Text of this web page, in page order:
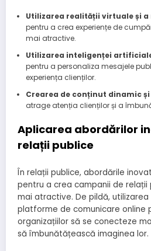
Utilizarea realității virtuale și
pentru a crea experiențe de
mai atractive.
Utilizarea inteligenței
pentru a personaliza mesajele
experiența clienților.
Crearea de conținut dinamic
atrage atenția clienților și a
Aplicarea abordărilor
relații publice
În relații publice, abordările
pentru a crea campanii de
mai atractive. De pildă,
platforme de comunicare online
organizațiilor să se conecteze
să îmbunătățească imaginea lor.